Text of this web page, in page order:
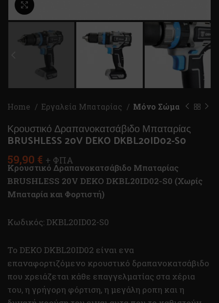
Home Εργαλεία Μπαταρίας Μόνο Σώμα
Κρουστικό Δραπανοκατσάβιδο Μπαταρίας
BRUSHLESS 20V DEKO DKBL20ID02-S0
59,90 € + ΦΠΑ
Κρουστικό Δραπανοκατσάβιδο Μπαταρίας
BRUSHLESS 20V DEKO DKBL20ID02-S0 (Χωρίς
Μπαταρία και Φορτιστή)
Κωδικός: DKBL20ID02-S0
To DEKO DKBL20ID02 είναι ενα
επαναφορτιζόμενο κρουστικό δραπανοκατσάβιδο
που χρειάζεται κάθε επαγγελματίας στα χέρια
του, η γρήγορη φόρτιση, η μεγάλη ροπη και η